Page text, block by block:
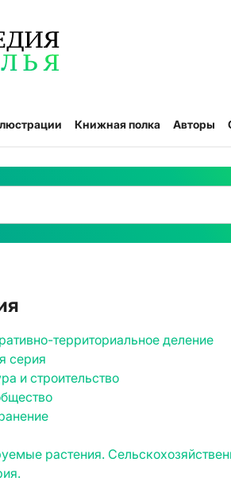
Книжная полка Авторы
территориальное деление
серия
и строительство
растения.